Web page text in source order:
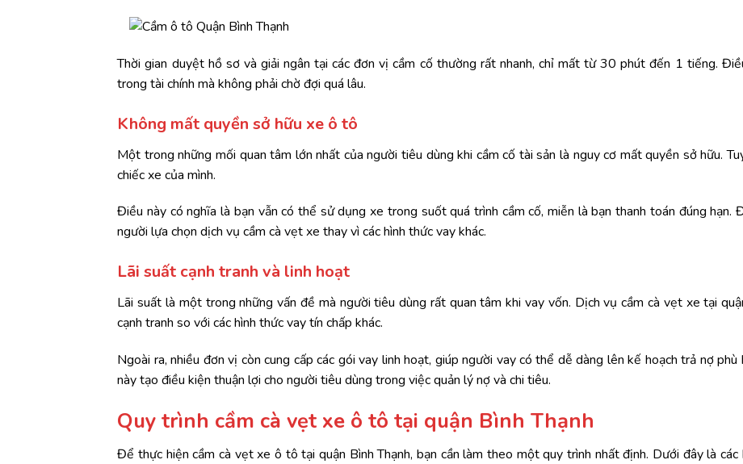
Thời gian duyệt hồ sơ và giải ngân tại các đơn vị cầm cố thường rất nhanh, chỉ mất từ 30 phút đến 1 tiếng.
trong tài chính mà không phải chờ đợi quá lâu.
Không mất quyền sở hữu xe ô tô
Một trong những mối quan tâm lớn nhất của người tiêu dùng khi cầm cố tài sản là nguy cơ mất quyền sở hữu.
chiếc xe của mình.
Điều này có nghĩa là bạn vẫn có thể sử dụng xe trong suốt quá trình cầm cố, miễn là bạn thanh toán đúng
người lựa chọn dịch vụ cầm cà vẹt xe thay vì các hình thức vay khác.
Lãi suất cạnh tranh và linh hoạt
Lãi suất là một trong những vấn đề mà người tiêu dùng rất quan tâm khi vay vốn. Dịch vụ cầm cà vẹt xe tại
cạnh tranh so với các hình thức vay tín chấp khác.
Ngoài ra, nhiều đơn vị còn cung cấp các gói vay linh hoạt, giúp người vay có thể dễ dàng lên kế hoạch trả nợ
này tạo điều kiện thuận lợi cho người tiêu dùng trong việc quản lý nợ và chi tiêu.
Quy trình cầm cà vẹt xe ô tô tại quận Bình Thạnh
Để thực hiện cầm cà vẹt xe ô tô tại quận Bình Thạnh, bạn cần làm theo một quy trình nhất định. Dưới đây là